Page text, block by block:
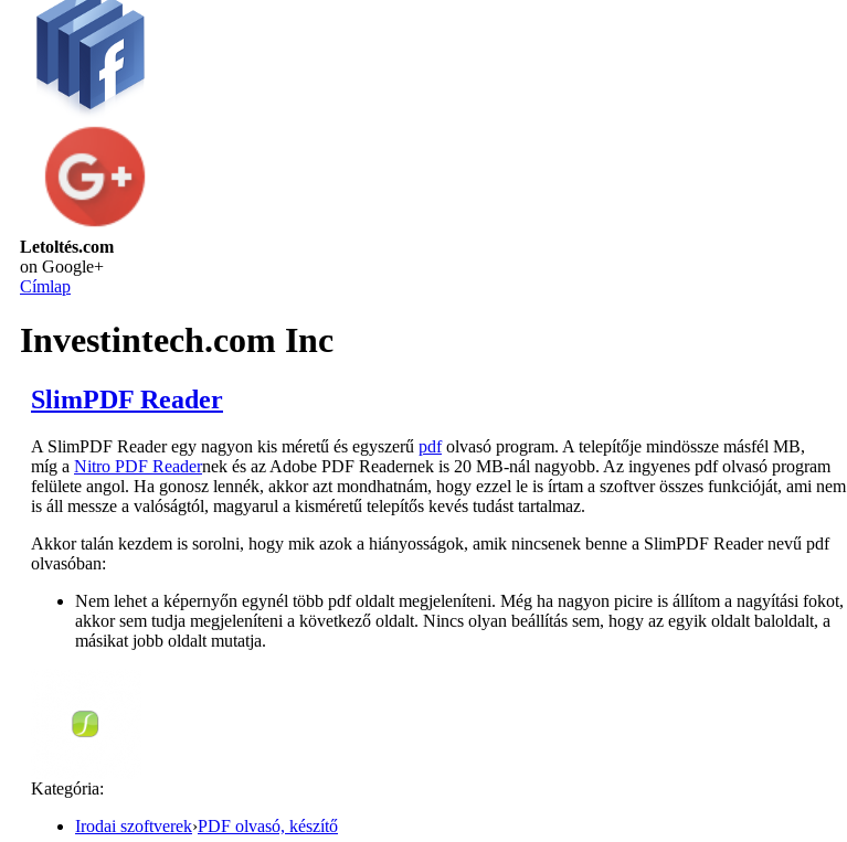
Letoltés.com
on Google+
Címlap
Investintech.com Inc
SlimPDF Reader
A SlimPDF Reader egy nagyon kis méretű és egyszerű pdfolvasó program. A telepítője mindössze másfél MB,
míg a Nitro PDF Readernek és az Adobe PDF Readernek is 20 MB-nál nagyobb. Az ingyenes pdf olvasó program
felülete angol. Ha gonosz lennék, akkor azt mondhatnám, hogy ezzel le is írtam a szoftver összes funkcióját, ami nem
is áll messze a valóságtól, magyarul a kisméretű telepítős kevés tudást tartalmaz.
Akkor talán kezdem is sorolni, hogy mik azok a hiányosságok, amik nincsenek benne a SlimPDF Reader nevű pdf
olvasóban:
Nem lehet a képernyőn egynél több pdf oldalt megjeleníteni. Még ha nagyon picire is állítom a nagyítási fokot,
akkor sem tudja megjeleníteni a következő oldalt. Nincs olyan beállítás sem, hogy az egyik oldalt baloldalt, a
másikat jobb oldalt mutatja.
Kategória:
Irodai szoftverek›PDF olvasó, készítő